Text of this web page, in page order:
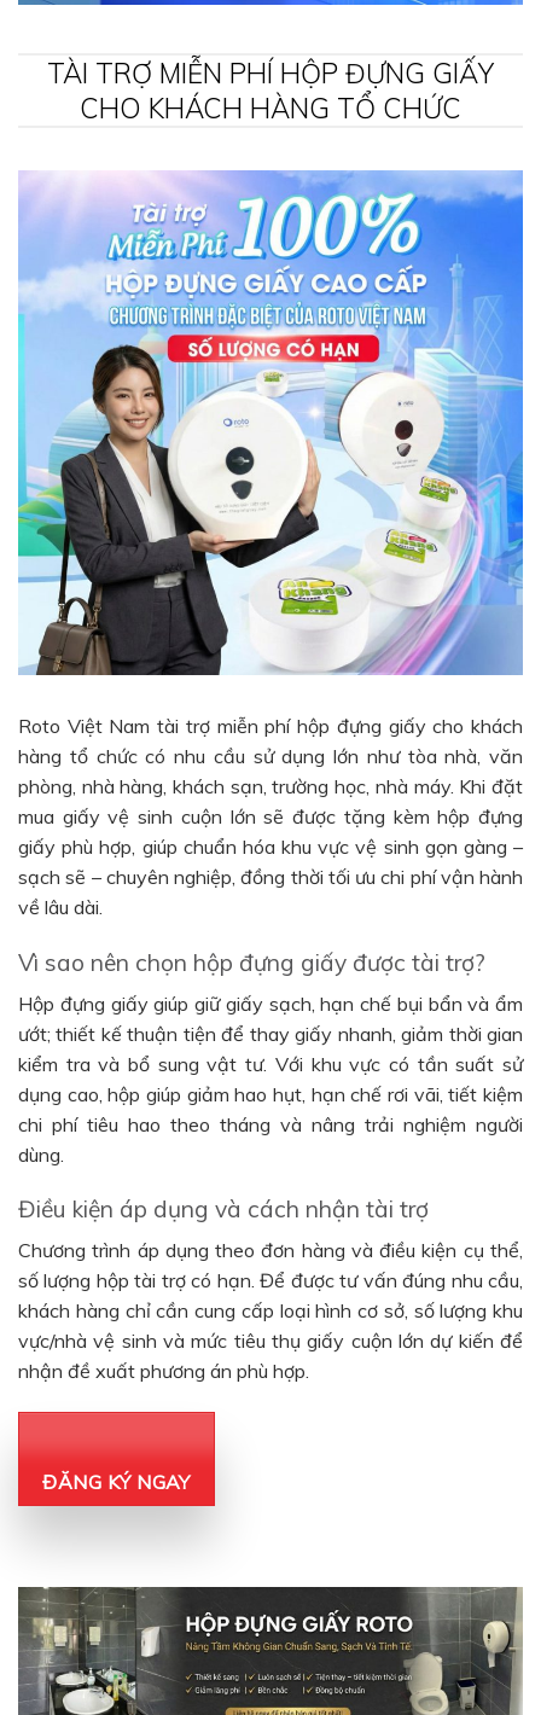
TÀI TRỢ MIỄN PHÍ HỘP ĐỰNG GIẤY
CHO KHÁCH HÀNG TỔ CHỨC
Roto Việt Nam tài trợ miễn phí hộp đựng giấy cho khách
hàng tổ chức có nhu cầu sử dụng lớn như tòa nhà, văn
phòng, nhà hàng, khách sạn, trường học, nhà máy. Khi đặt
mua giấy vệ sinh cuộn lớn sẽ được tặng kèm hộp đựng
giấy phù hợp, giúp chuẩn hóa khu vực vệ sinh gọn gàng –
sạch sẽ – chuyên nghiệp, đồng thời tối ưu chi phí vận hành
về lâu dài.
Vì sao nên chọn hộp đựng giấy được tài trợ?
Hộp đựng giấy giúp giữ giấy sạch, hạn chế bụi bẩn và ẩm
ướt; thiết kế thuận tiện để thay giấy nhanh, giảm thời gian
kiểm tra và bổ sung vật tư. Với khu vực có tần suất sử
dụng cao, hộp giúp giảm hao hụt, hạn chế rơi vãi, tiết kiệm
chi phí tiêu hao theo tháng và nâng trải nghiệm người
dùng.
Điều kiện áp dụng và cách nhận tài trợ
Chương trình áp dụng theo đơn hàng và điều kiện cụ thể,
số lượng hộp tài trợ có hạn. Để được tư vấn đúng nhu cầu,
khách hàng chỉ cần cung cấp loại hình cơ sở, số lượng khu
vực/nhà vệ sinh và mức tiêu thụ giấy cuộn lớn dự kiến để
nhận đề xuất phương án phù hợp.
ĐĂNG KÝ NGAY